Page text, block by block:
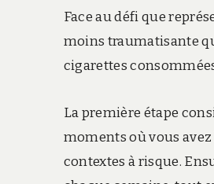
Face au défi que
moins traumatisante
cigarettes
La première étape
moments où vous
contextes à risque.